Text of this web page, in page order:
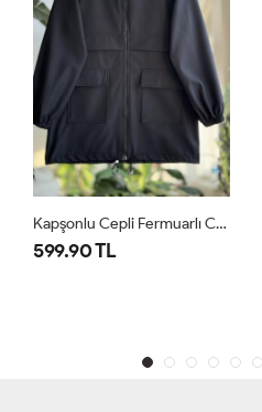
Kapşonlu Cepli Fermuarlı Ceket Siyah 6014
599.90 TL